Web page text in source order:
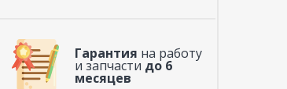
Гарантия на работу
и запчасти до 6
месяцев